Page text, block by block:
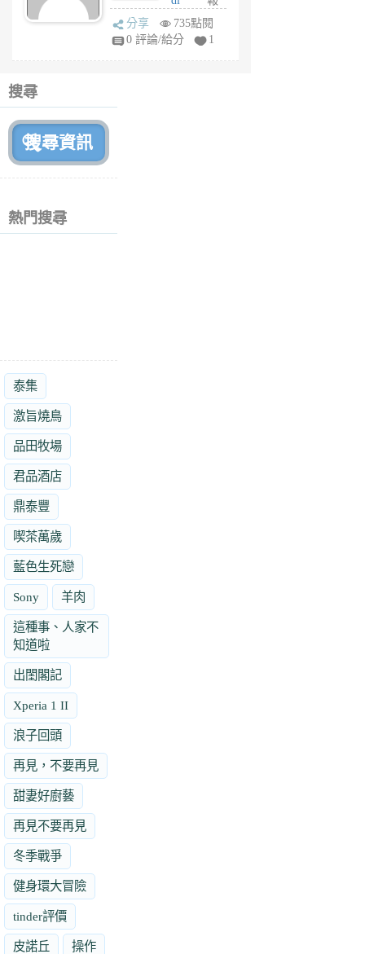
sq
fy
分享
735點閱
0 評論/給分
1
搜尋
熱門搜尋
泰集
激旨燒鳥
品田牧場
君品酒店
鼎泰豐
喫茶萬歲
藍色生死戀
Sony 羊肉
這種事、人家不
知道啦
出閨閣記
Xperia 1 II
浪子回頭
再見，不要再見
甜妻好廚藝
再見不要再見
冬季戰爭
健身環大冒險
tinder評價
皮諾丘 操作